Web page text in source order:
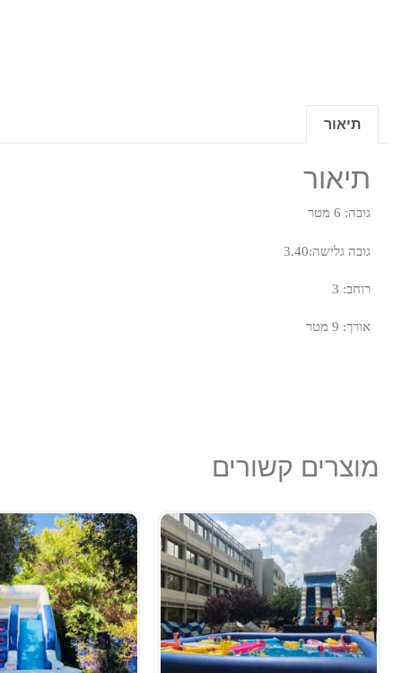
תיאור
תיאור
גובה: 6 מטר
גובה גלישה:3.40
רוחב: 3
אורך: 9 מטר
מוצרים קשורים